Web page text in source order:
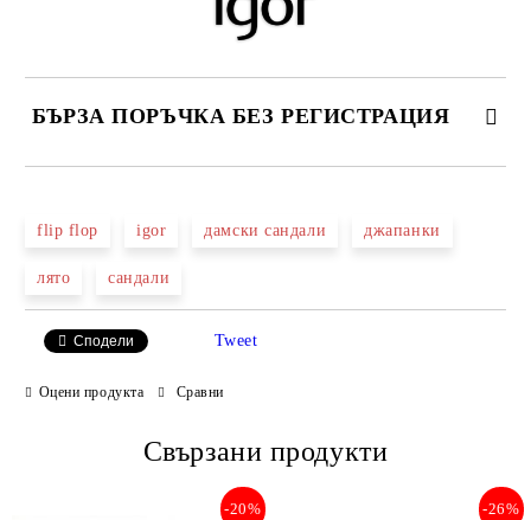
БЪРЗА ПОРЪЧКА БЕЗ РЕГИСТРАЦИЯ
Ние ще се свържем с вас в рамките на работния ден.
flip flop igor дамски сандали джапанки
лято сандали
Сподели Tweet
Оцени продукта Сравни
Свързани продукти
-20% -26%